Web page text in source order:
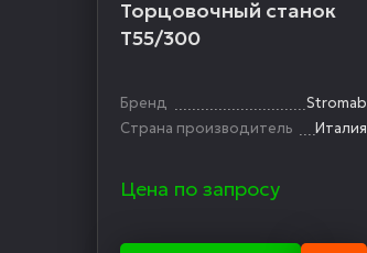
Торцовочный станок
T55/300
Бренд
Stromab
Страна производитель
Италия
Цена по запросу